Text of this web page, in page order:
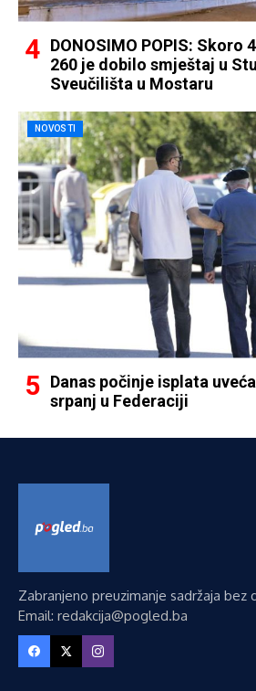
DONOSIMO POPIS: Skoro
260 je dobilo smještaj u
Sveučilišta u Mostaru
NOVOSTI
Danas počinje isplata
srpanj u Federaciji
Zabranjeno preuzimanje sadržaja bez
Email: redakcija@pogled.ba